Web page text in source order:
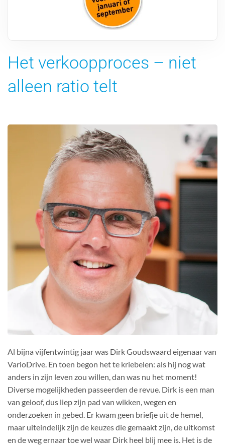
Het verkoopproces – niet
alleen ratio telt
Al bijna vijfentwintig jaar was Dirk Goudswaard eigenaar van
VarioDrive. En toen begon het te kriebelen: als hij nog wat
anders in zijn leven zou willen, dan was nu het moment!
Diverse mogelijkheden passeerden de revue. Dirk is een man
van geloof, dus liep zijn pad van wikken, wegen en
onderzoeken in gebed. Er kwam geen briefje uit de hemel,
maar uiteindelijk zijn de keuzes die gemaakt zijn, de uitkomst
en de weg ernaar toe wel waar Dirk heel blij mee is. Het is de